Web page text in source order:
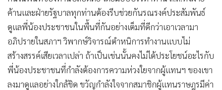
ค้านและฝ่ายรัฐบาลทุกท่านต้องรีบช่วยกันรณรงค์ประสัมพันธ์
ดูแลพี่น้องประชาชนในพื้นที่กันอย่างเต็มที่ดีกว่าเอาเวลามา
อภิปรายในสภาฯ วิพากษ์วิจารณ์ตำหนิการทำงานแบบไม่
สร้างสรรค์เสียเวลาเปล่า ถ้าเป็นเช่นนั้นคงไม่ได้ประโยชน์อะไรกับ
พี่น้องประชาชนที่กำลังต้องการความห่วงใยจากผู้แทนฯ ของเขา
ลงมาดูแลอย่างใกล้ชิด ขวัญกำลังใจจากสมาชิกผู้แทนราษฎรมีค่า